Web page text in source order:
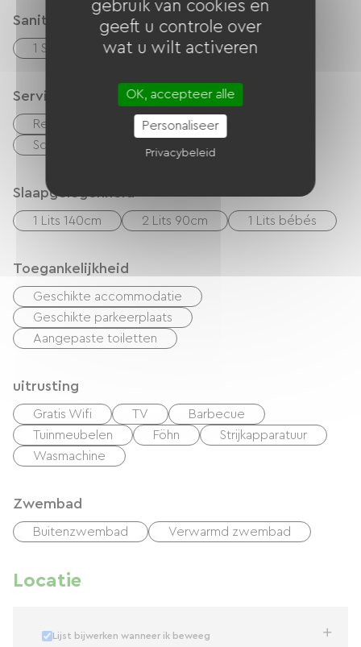
Sanitair
1 Salle d'eau (douche)
Services
Restaurant
Vellen te huur
Schoonmaak met toeslag
Slaapgelegenheid
1 Lits 140cm 2 Lits 90cm 1 Lits bébés
Toegankelijkheid
Geschikte accommodatie
Geschikte parkeerplaats
Aangepaste toiletten
uitrusting
Gratis Wifi TV
Barbecue
Tuinmeubelen
Föhn
Strijkapparatuur
Wasmachine
Zwembad
Buitenzwembad Verwarmd zwembad
Locatie
Lijst bijwerken wanneer ik beweeg
gebruik van cookies en
geeft u controle over
wat u wilt activeren
OK, accepteer alle
Personaliseer
Privacybeleid